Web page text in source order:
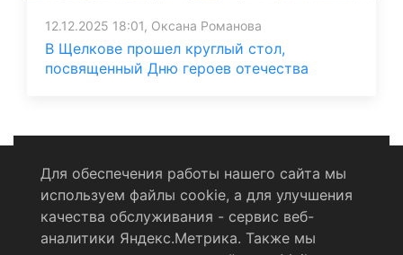
12.12.2025 18:01, Оксана Романова
В Щелкове прошел круглый стол,
посвященный Дню героев отечества
Политика конфиденциальности
Согласие на обработку персональных данных
Для обеспечения работы нашего сайта мы
используем файлы cookie, а для улучшения
качества обслуживания - сервис веб-
аналитики Яндекс.Метрика. Также мы